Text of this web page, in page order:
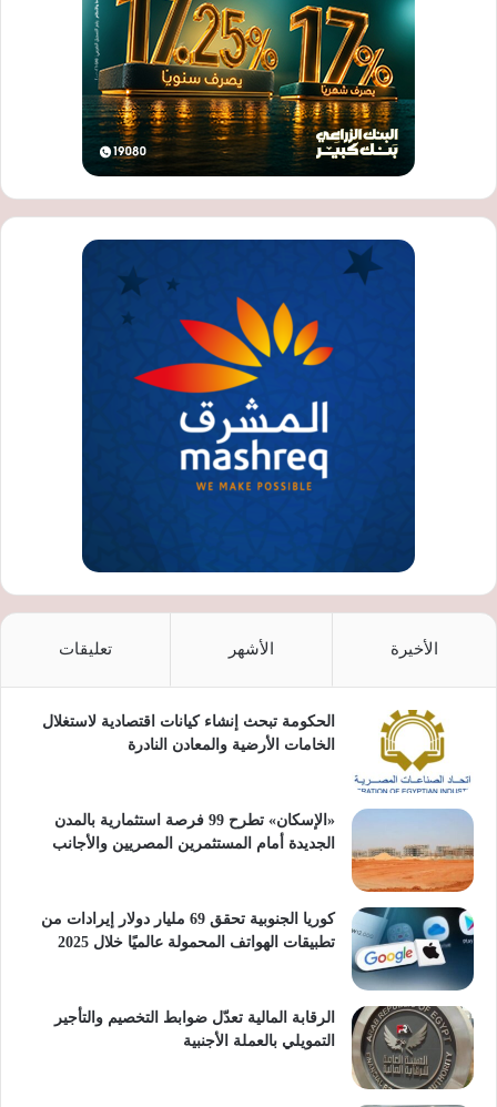
الأخيرة الأشهر تعليقات
الحكومة تبحث إنشاء كيانات اقتصادية لاستغلال
الخامات الأرضية والمعادن النادرة
«الإسكان» تطرح 99 فرصة استثمارية بالمدن
الجديدة أمام المستثمرين المصريين والأجانب
كوريا الجنوبية تحقق 69 مليار دولار إيرادات من
تطبيقات الهواتف المحمولة عالميًا خلال 2025
الرقابة المالية تعدّل ضوابط التخصيم والتأجير
التمويلي بالعملة الأجنبية